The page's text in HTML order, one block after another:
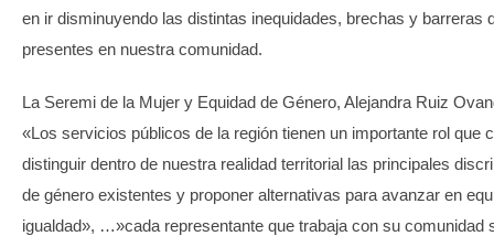
en ir disminuyendo las distintas inequidades, brechas y barreras
presentes en nuestra comunidad.
La Seremi de la Mujer y Equidad de Género, Alejandra Ruiz
«Los servicios públicos de la región tienen un importante rol que
distinguir dentro de nuestra realidad territorial las principales
de género existentes y proponer alternativas para avanzar en
igualdad», …»cada representante que trabaja con su comunidad